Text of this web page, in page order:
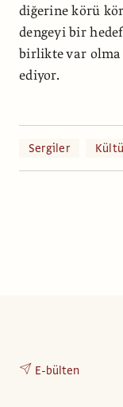
diğerine körü
dengeyi bir
birlikte var olma
ediyor.
Sergiler
E-bülten